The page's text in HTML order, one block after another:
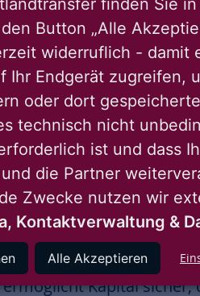
Anspruch der
und
Großraum Dortmund
Portfoliostrategie ist
Auch
strategischen
ist ein
Kapital sicher,
Button „Alle
widerruflich - damit
Ihr Endgerät zugreifen,
oder dort
technisch nicht
ist und dass
die Partner
Zwecke nutzen wir
Kontaktverwaltung &
Alle Akzeptieren